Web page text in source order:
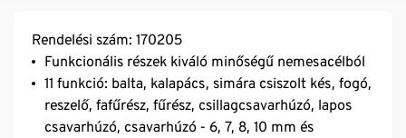
Rendelési szám: 170205
Funkcionális részek kiváló minőségű nemesacélból
11 funkció: balta, kalapács, simára csiszolt kés, fogó,
reszelő, fafűrész, fűrész, csillagcsavarhúzó, lapos
csavarhúzó, csavarhúzó - 6, 7, 8, 10 mm és